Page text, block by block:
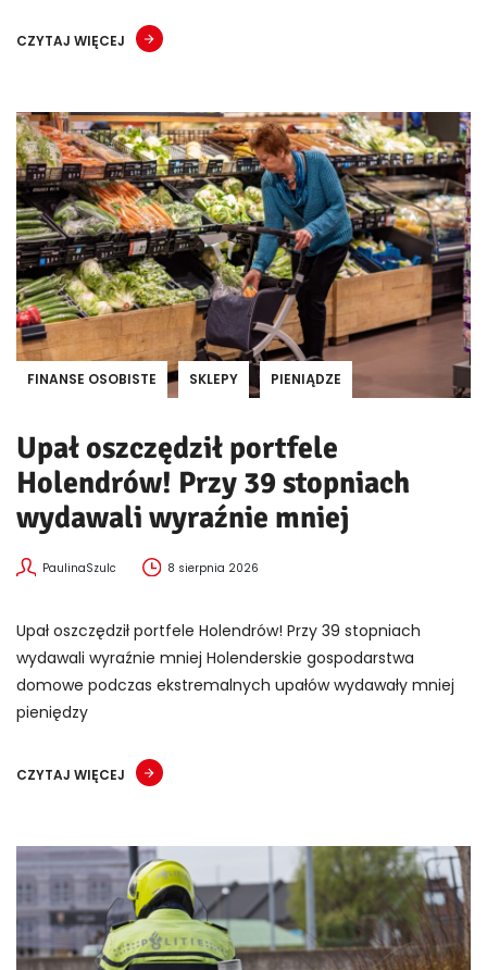
CZYTAJ WIĘCEJ
FINANSE OSOBISTE SKLEPY PIENIĄDZE
Upał oszczędził portfele
Holendrów! Przy 39 stopniach
wydawali wyraźnie mniej
PaulinaSzulc 8 sierpnia 2026
Upał oszczędził portfele Holendrów! Przy 39 stopniach
wydawali wyraźnie mniej Holenderskie gospodarstwa
domowe podczas ekstremalnych upałów wydawały mniej
pieniędzy
CZYTAJ WIĘCEJ